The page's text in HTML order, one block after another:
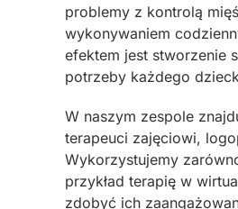
problemy z kontrolą
wykonywaniem
efektem jest stworzenie
potrzeby każdego
W naszym zespole
terapeuci zajęciowi,
Wykorzystujemy
przykład terapię w
zdobyć ich